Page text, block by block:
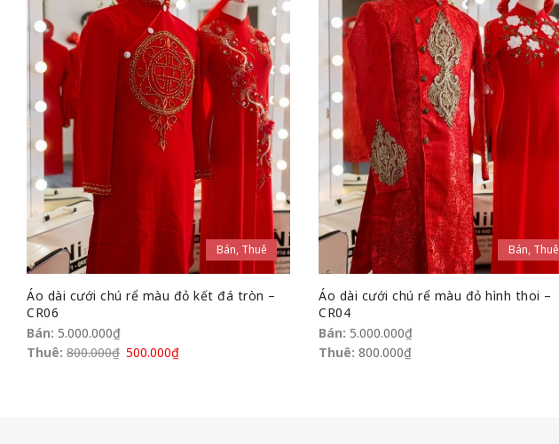
Bán, Thuê
Áo dài cưới chú rể màu đỏ kết đá tròn –
CR06
Bán: 5.000.000₫
Thuê: 800.000₫ 500.000₫
Bán, Thuê
Áo dài cưới chú rể màu đỏ hình thoi –
CR04
Bán: 5.000.000₫
Thuê: 800.000₫